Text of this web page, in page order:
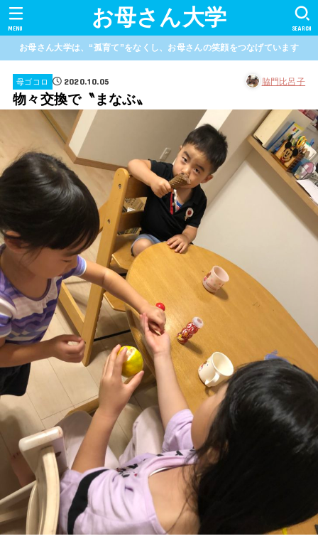
お母さん大学 SEARCH
MENU
お母さん大学は、“孤育て”をなくし、お母さんの笑顔をつなげています
母ゴコロ 2020.10.05 脇門比呂子
物々交換で〝まなぶ〟